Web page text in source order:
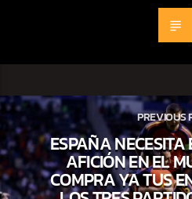
PREVIOUS
ESPAÑA
AFICIÓN EN EL
COMPRA YA TUS